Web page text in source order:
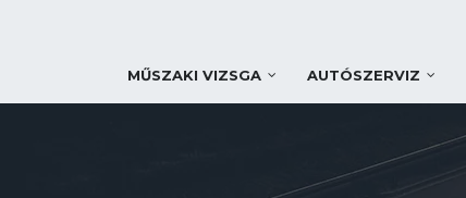
MŰSZAKI VIZSGA AUTÓSZERVIZ